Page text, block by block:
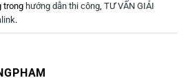
trong hướng dẫn thi công, TƯ VẤN GIẢI
.